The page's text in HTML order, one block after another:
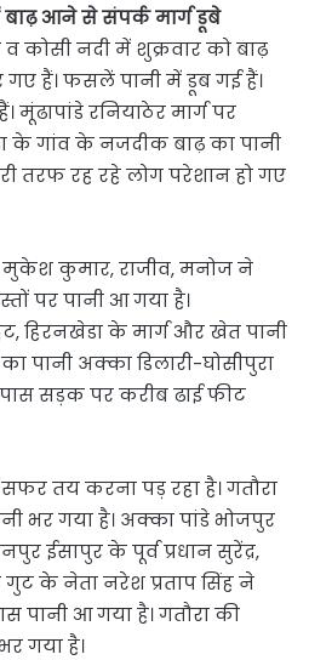
आने से संपर्क मार्ग डूबे
कोसी नदी में शुक्रवार को बाढ़
गए हैं। फसलें पानी में डूब गई हैं।
रनियाठेर मार्ग पर
के गांव के नजदीक बाढ़ का पानी
तरफ रह रहे लोग परेशान हो गए
मुकेश कुमार, राजीव, मनोज ने
पर पानी आ गया है।
हिरनखेडा के मार्ग और खेत पानी
पानी अक्का डिलारी-घोसीपुरा
सड़क पर करीब ढाई फीट
तय करना पड़ रहा है। गतौरा
भर गया है। अक्का पांडे भोजपुर
ईसापुर के पूर्व प्रधान सुरेंद्र,
के नेता नरेश प्रताप सिंह ने
पानी आ गया है। गतौरा की
गया है।